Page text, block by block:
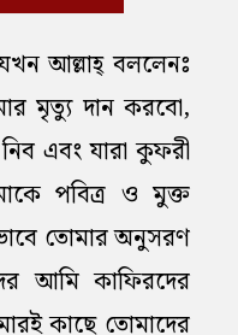
আল্লাহ্‌ বললেনঃ
মৃত্যু দান করবো,
এবং যারা কুফরী
পবিত্র ও মুক্ত
তোমার অনুসরণ
আমি কাফিরদের
কাছে তোমাদের